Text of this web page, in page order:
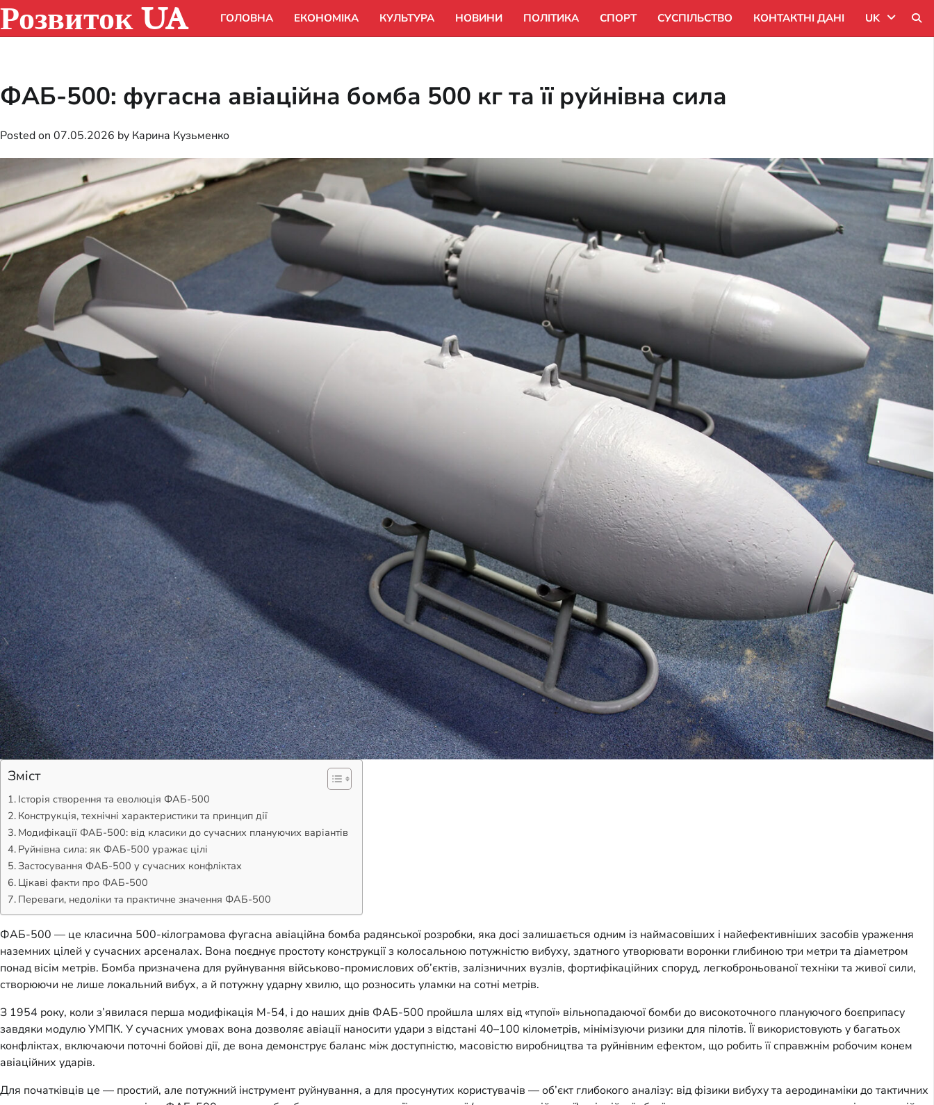
Skip
to
content
Розвиток UA ГОЛОВНА ЕКОНОМІКА КУЛЬТУРА НОВИНИ ПОЛІТИКА СПОРТ СУСПІЛЬСТВО КОНТАКТНІ ДАНІ UK
ФАБ-500: фугасна авіаційна бомба 500 кг та її руйнівна сила
Posted on 07.05.2026 by Карина Кузьменко
Зміст
Історія створення та еволюція ФАБ-500
Конструкція, технічні характеристики та принцип дії
Модифікації ФАБ-500: від класики до сучасних плануючих варіантів
Руйнівна сила: як ФАБ-500 уражає цілі
Застосування ФАБ-500 у сучасних конфліктах
Цікаві факти про ФАБ-500
Переваги, недоліки та практичне значення ФАБ-500
ФАБ-500 — це класична 500-кілограмова фугасна авіаційна бомба радянської розробки, яка досі залишається одним із наймасовіших і найефективніших засобів ураження
наземних цілей у сучасних арсеналах. Вона поєднує простоту конструкції з колосальною потужністю вибуху, здатного утворювати воронки глибиною три метри та діаметром
понад вісім метрів. Бомба призначена для руйнування військово-промислових об’єктів, залізничних вузлів, фортифікаційних споруд, легкоброньованої техніки та живої сили,
створюючи не лише локальний вибух, а й потужну ударну хвилю, що розносить уламки на сотні метрів.
З 1954 року, коли з’явилася перша модифікація М-54, і до наших днів ФАБ-500 пройшла шлях від «тупої» вільнопадаючої бомби до високоточного плануючого боєприпасу
завдяки модулю УМПК. У сучасних умовах вона дозволяє авіації наносити удари з відстані 40–100 кілометрів, мінімізуючи ризики для пілотів. Її використовують у багатьох
конфліктах, включаючи поточні бойові дії, де вона демонструє баланс між доступністю, масовістю виробництва та руйнівним ефектом, що робить її справжнім робочим конем
авіаційних ударів.
Для початківців це — простий, але потужний інструмент руйнування, а для просунутих користувачів — об’єкт глибокого аналізу: від фізики вибуху та аеродинаміки до тактичних